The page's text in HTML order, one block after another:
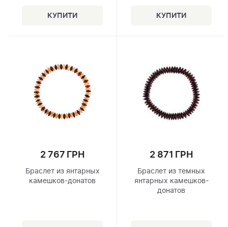
2 767 ГРН
Браслет из янтарных
камешков-донатов
2 871 ГРН
Браслет из темных
янтарных камешков-
донатов